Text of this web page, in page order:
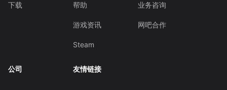
下载 帮助
游戏资讯
Steam
业务咨询
网吧合作
公司 友情链接